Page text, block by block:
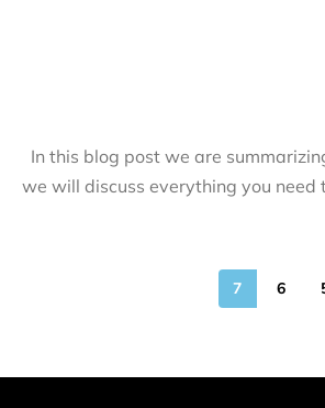
In this blog post we are
we will discuss everything you need
6
7